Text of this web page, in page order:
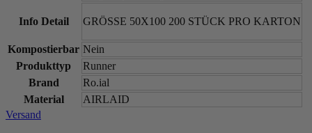
Info Detail GRÖSSE 50X100 200 STÜCK PRO KARTON
Kompostierbar Nein
Produkttyp
Runner
Brand
Ro.ial
Material
AIRLAID
Versand